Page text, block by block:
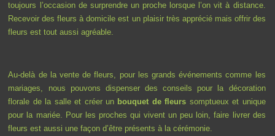
toujours l’occasion de surprendre un proche lorsque l’on vit à distance.
Recevoir des fleurs à domicile est un plaisir très apprécié mais offrir des
fleurs est tout aussi agréable.
Au-delà de la vente de fleurs, pour les grands événements comme les
mariages, nous pouvons dispenser des conseils pour la décoration
florale de la salle et créer un bouquet de fleurs somptueux et unique
pour la mariée. Pour les proches qui vivent un peu loin, faire livrer des
fleurs est aussi une façon d’être présents à la cérémonie.